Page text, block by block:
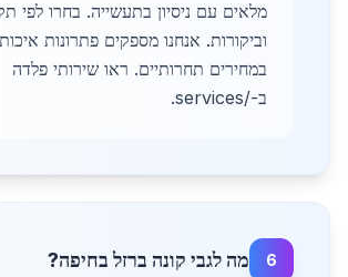
מלאים עם ניסיון בתעשייה. בחרו לפי
וביקורות. אנחנו מספקים פתרונות
במחירים תחרותיים. ראו שירותי פלדה
ב-/services.
6 מה לגבי קונה ברזל בחיפה?